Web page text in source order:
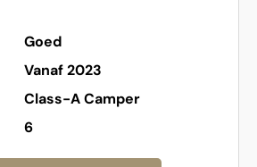
Goed
Vanaf 2023
Class-A Camper
6